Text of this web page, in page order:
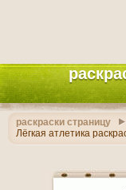
раскраски страницу
Лёгкая атлетика